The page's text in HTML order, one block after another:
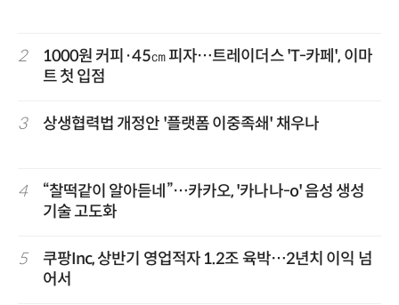
2
1000원 커피·45㎝ 피자…트레이더스 'T-카페', 이마
트 첫 입점
3 상생협력법 개정안 '플랫폼 이중족쇄' 채우나
4
“찰떡같이 알아듣네”…카카오, '카나나-o' 음성 생성
기술 고도화
5
쿠팡Inc, 상반기 영업적자 1.2조 육박…2년치 이익 넘
어서